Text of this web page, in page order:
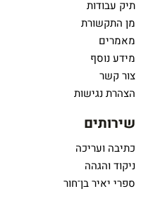
תיק עבודות
מן התקשורת
מאמרים
מידע נוסף
צור קשר
הצהרת נגישות
שירותים
כתיבה ועריכה
ניקוד והגהה
ספרי יאיר בן־חור